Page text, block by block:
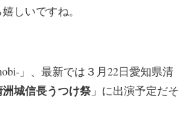
しいですね。
」、最新では３月22日愛知県清
洲城信長うつけ祭 」に出演予定だそ